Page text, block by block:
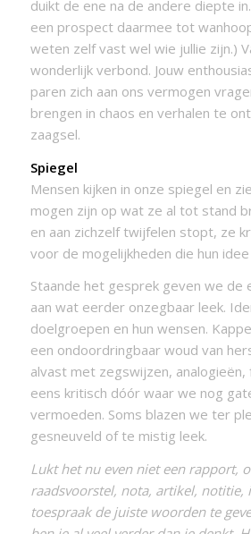
duikt de ene na de andere diepte
een prospect daarmee tot
weten zelf vast wel wie jullie zijn.)
wonderlijk verbond. Jouw
paren zich aan ons vermogen
brengen in chaos en verhalen te
zaagsel.
Spiegel
Mensen kijken in onze spiegel en
mogen zijn op wat ze al tot stand
en aan zichzelf twijfelen stopt, ze
voor de mogelijkheden die hun
Staande het gesprek geven we de
aan wat eerder onzegbaar leek.
doelgroepen en hun wensen.
een ondoordringbaar woud van
alvast met zegswijzen, analogieën,
eens kritisch dóór waar we nog
vermoeden. Soms blazen we ter
gesneuveld of te mistig leek.
Lukt het nu even niet een rapport,
raadsvoorstel, nota, artikel, notitie,
toespraak de juiste woorden te